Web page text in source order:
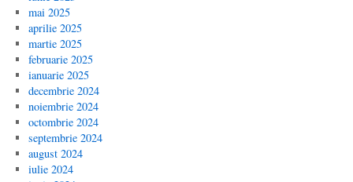
mai 2025
aprilie 2025
martie 2025
februarie 2025
ianuarie 2025
decembrie 2024
noiembrie 2024
octombrie 2024
septembrie 2024
august 2024
iulie 2024